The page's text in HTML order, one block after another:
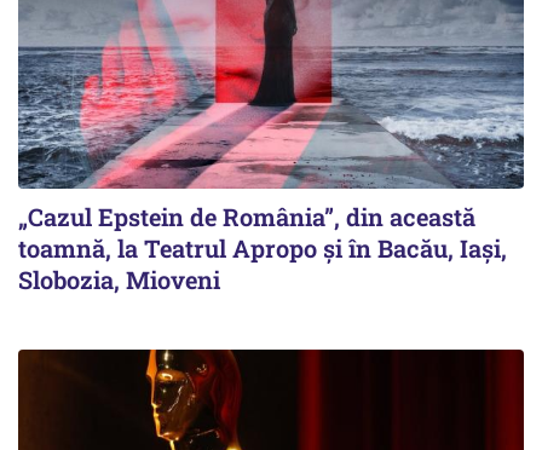
„Cazul Epstein de România”, din această
toamnă, la Teatrul Apropo și în Bacău, Iași,
Slobozia, Mioveni